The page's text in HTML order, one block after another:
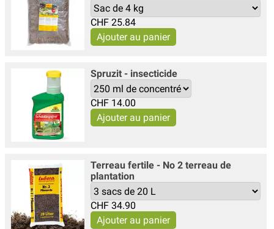
CHF 25.84
Spruzit - insecticide
CHF 14.00
Terreau fertile - No 2 terreau de
plantation
CHF 34.90